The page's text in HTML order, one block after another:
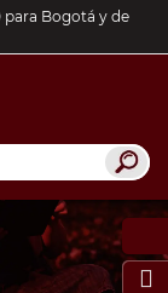
para Bogotá y de
